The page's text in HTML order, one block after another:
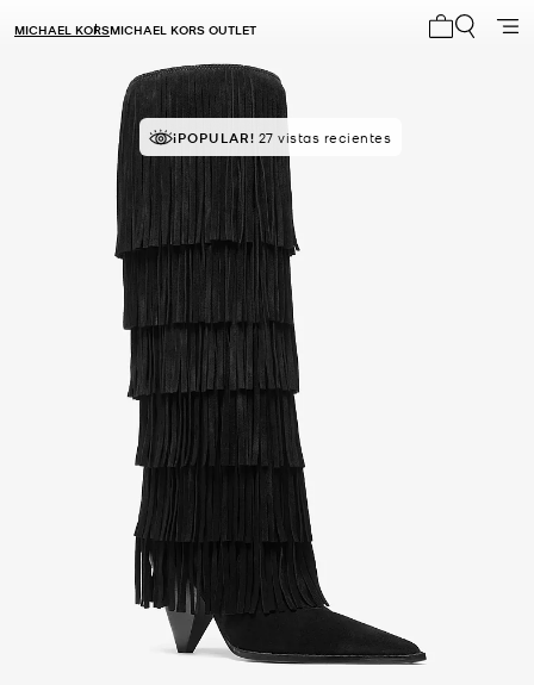
MICHAEL KORSMICHAEL KORS OUTLET
¡POPULAR! 27 vistas recientes